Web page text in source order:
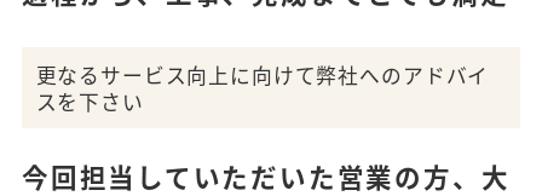
更なるサービス向上に向けて弊社へのアドバイ
スを下さい
今回担当していただいた営業の方、大